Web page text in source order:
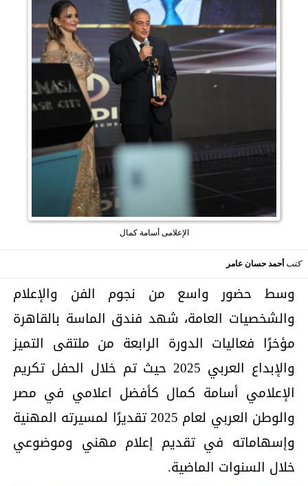
الإعلامى أسامة كمال
كتب أحمد حسان عامر
وسط حضور واسع من نجوم الفن والإعلام
والشخصيات العامة، شهد فندق الماسة بالقاهرة
مؤخرًا فعاليات الدورة الرابعة من ملتقى التميز
والإبداع العربي 2025 حيث تم خلال الحفل تكريم
الإعلامي أسامة كمال كأفضل اعلامي في مصر
والوطن العربي لعام 2025 تقديرًا لمسيرته المهنية
وإسهاماته في تقديم إعلام مهني وموضوعي
خلال السنوات الماضية.